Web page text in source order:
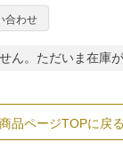
合わせ
ん。ただいま在庫が
商品ページTOPに戻る